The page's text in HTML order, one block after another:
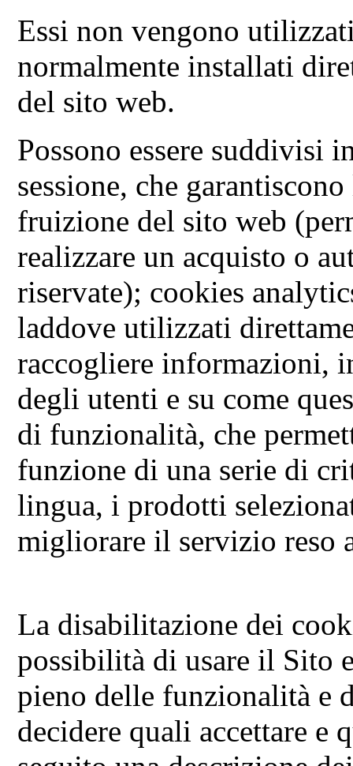
Essi non vengono
normalmente installati
del sito web.
Possono essere suddivisi
sessione, che
fruizione del sito web
realizzare un acquisto o
riservate); cookies
laddove utilizzati
raccogliere informazioni,
degli utenti e su come
di funzionalità, che
funzione di una serie di
lingua, i prodotti
migliorare il servizio reso
La disabilitazione dei
possibilità di usare il Sito
pieno delle funzionalità e
decidere quali accettare